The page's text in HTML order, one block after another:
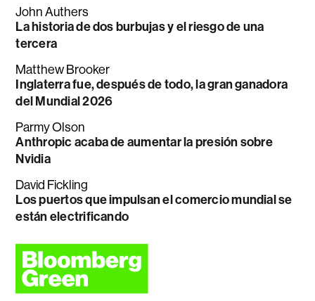
John Authers
La historia de dos burbujas y el riesgo de una
tercera
Matthew Brooker
Inglaterra fue, después de todo, la gran ganadora
del Mundial 2026
Parmy Olson
Anthropic acaba de aumentar la presión sobre
Nvidia
David Fickling
Los puertos que impulsan el comercio mundial se
están electrificando